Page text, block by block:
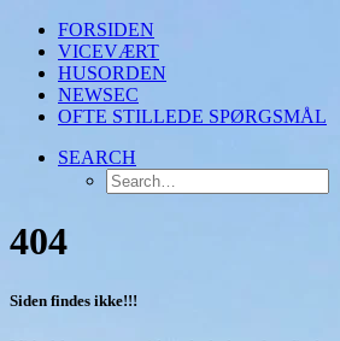
FORSIDEN
VICEVÆRT
HUSORDEN
NEWSEC
OFTE STILLEDE SPØRGSMÅL
SEARCH
404
Siden findes ikke!!!